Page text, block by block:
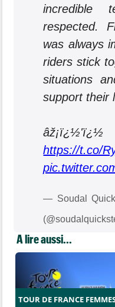
incredible
respected.
was always
riders stick
situations
support their
âž¡ï¿½'ï¿½
https://t.co/
— Soudal
A lire aussi...
TOUR DE FRANCE